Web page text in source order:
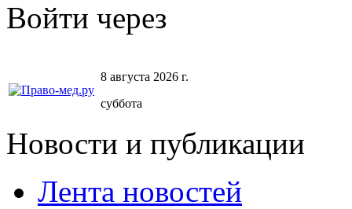
Войти через
8 августа 2026 г.
суббота
Новости и публикации
Лента новостей